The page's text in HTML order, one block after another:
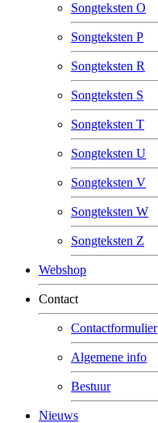
Songteksten O
Songteksten P
Songteksten R
Songteksten S
Songteksten T
Songteksten U
Songteksten V
Songteksten W
Songteksten Z
Webshop
Contact
Contactformulier
Algemene info
Bestuur
Nieuws